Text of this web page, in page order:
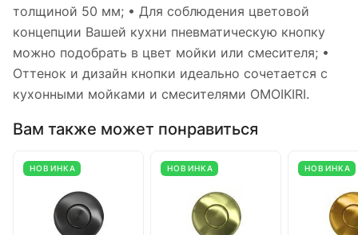
толщиной 50 мм; • Для соблюдения цветовой
концепции Вашей кухни пневматическую кнопку
можно подобрать в цвет мойки или смесителя; •
Оттенок и дизайн кнопки идеально сочетается с
кухонными мойками и смесителями OMOIKIRI.
Вам также может понравиться
НОВИНКА НОВИНКА НОВИНКА